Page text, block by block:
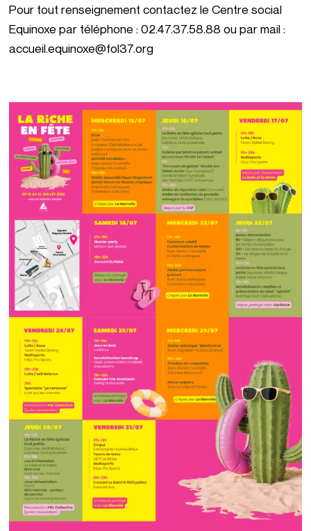
Pour tout renseignement contactez le Centre social
Equinoxe par téléphone : 02.47.37.58.88 ou par mail :
accueil.equinoxe@fol37.org